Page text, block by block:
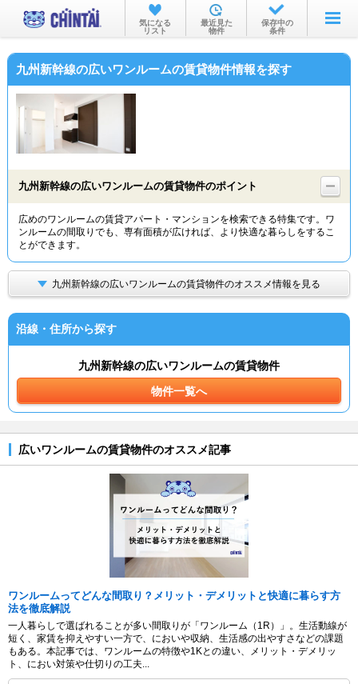
お部屋を探す
沿線・駅から
物件特集から
TOP
気になる
リスト
最近見た
物件
保存中の
条件
九州新幹線の広いワンルームの賃貸物件情報を探す
九州新幹線の広いワンルームの賃貸物件のポイント
広めのワンルームの賃貸アパート・マンションを検索できる特集です。ワ
ンルームの間取りでも、専有面積が広ければ、より快適な暮らしをするこ
とができます。
九州新幹線の広いワンルームの賃貸物件のオススメ情報を見る
沿線・住所から探す
九州新幹線の広いワンルームの賃貸物件
物件一覧へ
広いワンルームの賃貸物件のオススメ記事
ワンルームってどんな間取り？メリット・デメリットと快適に暮らす方
法を徹底解説
一人暮らしで選ばれることが多い間取りが「ワンルーム（1R）」。生活動線が
短く、家賃を抑えやすい一方で、においや収納、生活感の出やすさなどの課題
もある。本記事では、ワンルームの特徴や1Kとの違い、メリット・デメリッ
ト、におい対策や仕切りの工夫...